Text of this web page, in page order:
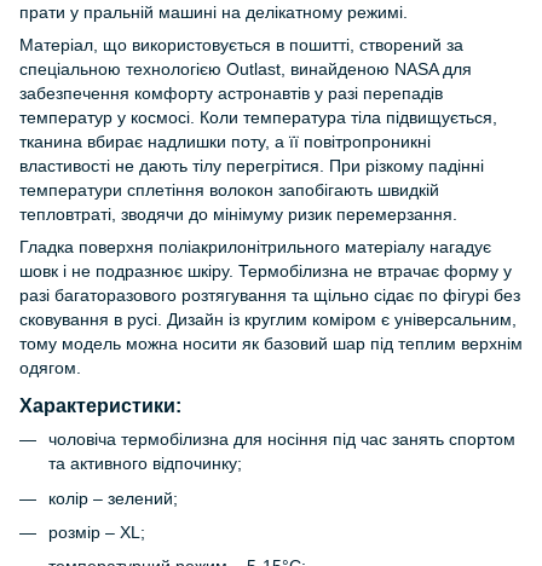
прати у пральній машині на делікатному режимі.
Матеріал, що використовується в пошитті, створений за
спеціальною технологією Outlast, винайденою NASA для
забезпечення комфорту астронавтів у разі перепадів
температур у космосі. Коли температура тіла підвищується,
тканина вбирає надлишки поту, а її повітропроникні
властивості не дають тілу перегрітися. При різкому падінні
температури сплетіння волокон запобігають швидкій
тепловтраті, зводячи до мінімуму ризик перемерзання.
Гладка поверхня поліакрилонітрильного матеріалу нагадує
шовк і не подразнює шкіру. Термобілизна не втрачає форму у
разі багаторазового розтягування та щільно сідає по фігурі без
сковування в русі. Дизайн із круглим коміром є універсальним,
тому модель можна носити як базовий шар під теплим верхнім
одягом.
Характеристики:
чоловіча термобілизна для носіння під час занять спортом
та активного відпочинку;
колір – зелений;
розмір – XL;